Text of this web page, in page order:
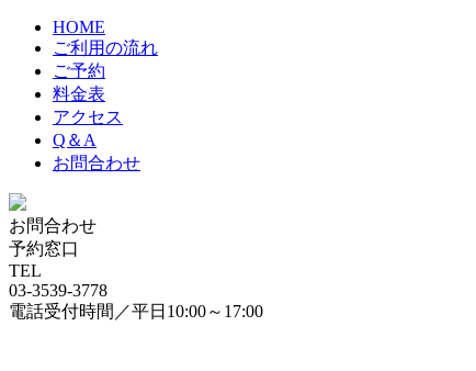
HOME
ご利用の流れ
ご予約
料金表
アクセス
Q＆A
お問合わせ
お問合わせ
予約窓口
TEL
03-3539-3778
電話受付時間／平日10:00～17:00